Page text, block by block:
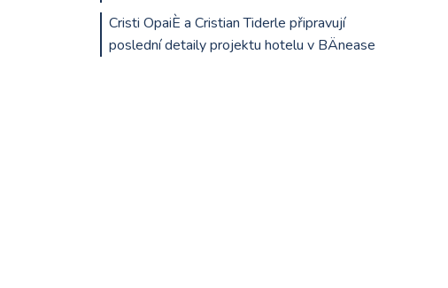
Cristi OpaiÈ a Cristian Tiderle připravují
poslední detaily projektu hotelu v BÄnease